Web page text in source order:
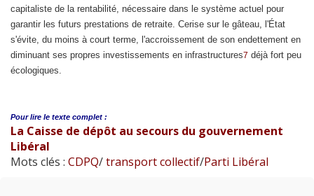
capitaliste de la rentabilité, nécessaire dans le système actuel pour
garantir les futurs prestations de retraite. Cerise sur le gâteau, l'État
s'évite, du moins à court terme, l'accroissement de son endettement en
diminuant ses propres investissements en infrastructures7 déjà fort peu
écologiques.
Pour lire le texte complet :
La Caisse de dépôt au secours du gouvernement
Libéral
Mots clés : CDPQ/transport collectif/Parti Libéral